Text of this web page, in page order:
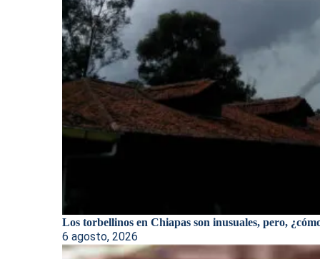
Los torbellinos en Chiapas son inusuales, pero,
6 agosto, 2026